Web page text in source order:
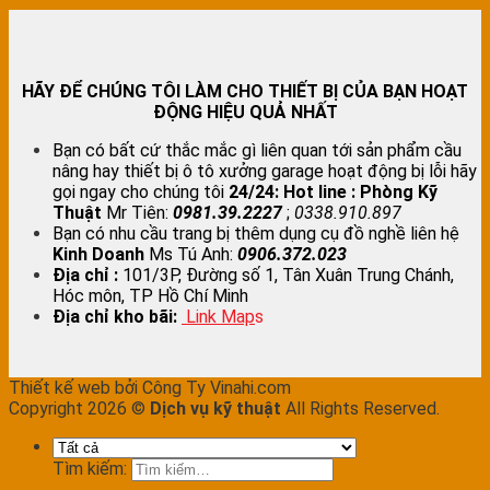
HÃY ĐỂ CHÚNG TÔI LÀM CHO THIẾT BỊ CỦA BẠN HOẠT
ĐỘNG HIỆU QUẢ NHẤT
Bạn có bất cứ thắc mắc gì liên quan tới sản phẩm cầu
nâng hay thiết bị ô tô xưởng garage hoạt động bị lỗi hãy
gọi ngay cho chúng tôi 24/24: Hot line : Phòng Kỹ
Thuật Mr Tiên: 0981.39.2227; 0338.910.897
Bạn có nhu cầu trang bị thêm dụng cụ đồ nghề liên hệ
Kinh Doanh Ms Tú Anh: 0906.372.023
Địa chỉ : 101/3P, Đường số 1, Tân Xuân Trung Chánh,
Hóc môn, TP Hồ Chí Minh
Địa chỉ kho bãi: Link Maps
Thiết kế web bởi Công Ty Vinahi.com
Copyright 2026 © Dịch vụ kỹ thuật All Rights Reserved.
Tìm kiếm: